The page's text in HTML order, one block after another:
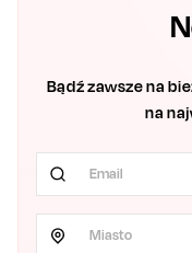
Bądź zawsze na
na
Miasto